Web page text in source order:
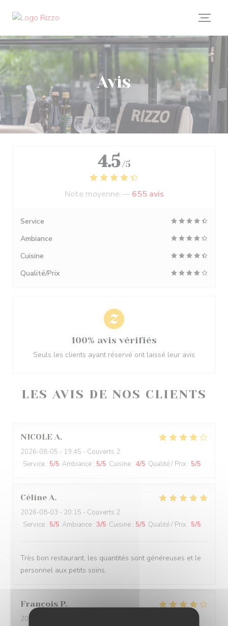
Avis
LES AVIS DE NOS CLIENTS
NICOLE A
2026-08-05 - 19:45 - Couverts 2
Service : 5/5 Ambiance : 5/5 Cuisine : 4/5 Qualité / Prix : 5/5
Céline A
2026-08-03 - 20:15 - Couverts 2
Service : 5/5 Ambiance : 3/5 Cuisine : 5/5 Qualité / Prix : 5/5
Très bon restaurant, les quantités sont généreuses et le
personnel aux petits soins.
François P
2026-07-30
4.5 /5
Note moyenne — 655 avis
Service
Ambiance
Cuisine
Qualité/Prix
100% avis vérifiés
Seuls les clients ayant réservé ont laissé leur avis